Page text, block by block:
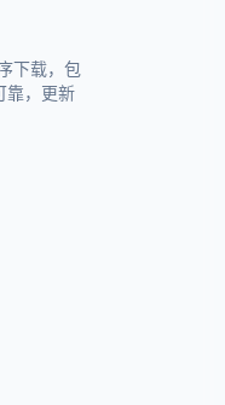
下载，包
靠，更新